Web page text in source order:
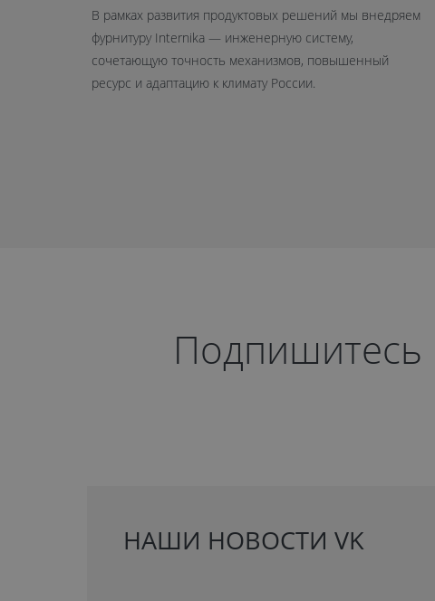
В рамках развития продуктовых решений мы внедряем
фурнитуру Internika — инженерную систему,
сочетающую точность механизмов, повышенный
ресурс и адаптацию к климату России.
Подпишитесь
НАШИ НОВОСТИ VK